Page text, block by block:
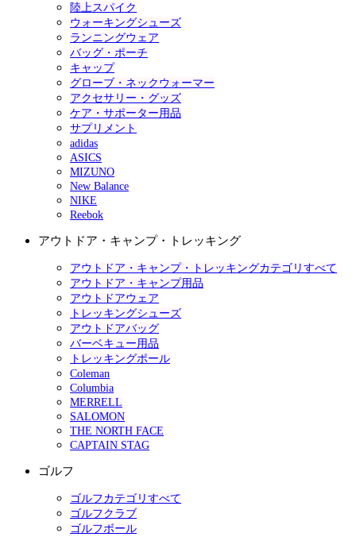
陸上スパイク
ウォーキングシューズ
ランニングウェア
バッグ・ポーチ
キャップ
グローブ・ネックウォーマー
アクセサリー・グッズ
ケア・サポーター用品
サプリメント
adidas
ASICS
MIZUNO
New Balance
NIKE
Reebok
アウトドア・キャンプ・トレッキング
アウトドア・キャンプ・トレッキングカテゴリすべて
アウトドア・キャンプ用品
アウトドアウェア
トレッキングシューズ
アウトドアバッグ
バーベキュー用品
トレッキングポール
Coleman
Columbia
MERRELL
SALOMON
THE NORTH FACE
CAPTAIN STAG
ゴルフ
ゴルフカテゴリすべて
ゴルフクラブ
ゴルフボール